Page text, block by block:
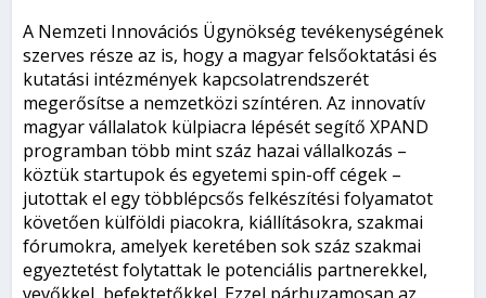
A Nemzeti Innovációs Ügynökség tevékenységének
szerves része az is, hogy a magyar felsőoktatási és
kutatási intézmények kapcsolatrendszerét
megerősítse a nemzetközi színtéren. Az innovatív
magyar vállalatok külpiacra lépését segítő XPAND
programban több mint száz hazai vállalkozás –
köztük startupok és egyetemi spin-off cégek –
jutottak el egy többlépcsős felkészítési folyamatot
követően külföldi piacokra, kiállításokra, szakmai
fórumokra, amelyek keretében sok száz szakmai
egyeztetést folytattak le potenciális partnerekkel,